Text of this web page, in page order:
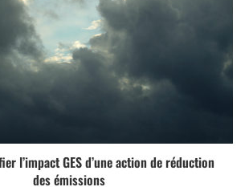
l’impact GES d’une action de réduction
des émissions